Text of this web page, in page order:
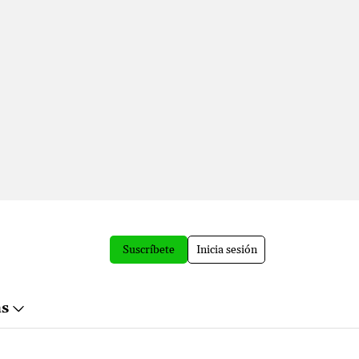
Suscríbete Inicia sesión